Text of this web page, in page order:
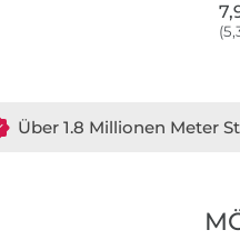
Über 1.8 Millionen Meter